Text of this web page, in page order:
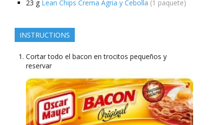
23 g Lean Chips Crema Agria y Cebolla (1 paquete)
INSTRUCTIONS
Cortar todo el bacon en trocitos pequeños y
reservar